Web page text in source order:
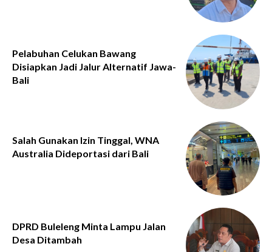
Pelabuhan Celukan Bawang
Disiapkan Jadi Jalur Alternatif Jawa-
Bali
Salah Gunakan Izin Tinggal, WNA
Australia Dideportasi dari Bali
DPRD Buleleng Minta Lampu Jalan
Desa Ditambah